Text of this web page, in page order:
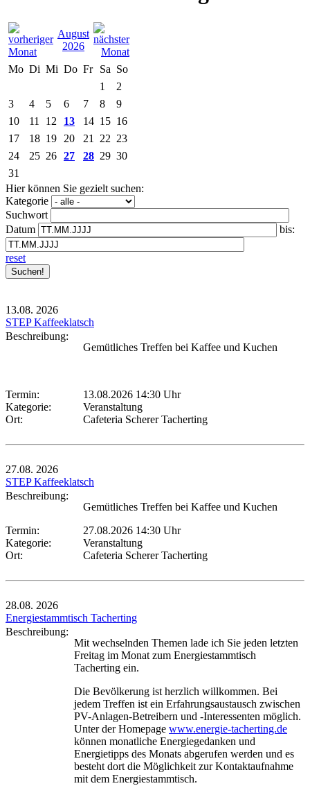
August
2026
Mo Di Mi Do Fr Sa So
1
2
3
4 5 6 7 8
9
10
11 12 13 14 15 16
17
18 19 20 21 22 23
24
25 26 27 28 29 30
31
Hier können Sie gezielt suchen:
Kategorie
Suchwort
Datum
bis:
reset
13.08. 2026
STEP Kaffeeklatsch
Beschreibung:
Gemütliches Treffen bei Kaffee und Kuchen
Termin:
13.08.2026 14:30 Uhr
Kategorie:
Veranstaltung
Ort:
Cafeteria Scherer Tacherting
27.08. 2026
STEP Kaffeeklatsch
Beschreibung:
Gemütliches Treffen bei Kaffee und Kuchen
Termin:
27.08.2026 14:30 Uhr
Kategorie:
Veranstaltung
Ort:
Cafeteria Scherer Tacherting
28.08. 2026
Energiestammtisch Tacherting
Beschreibung:
Mit wechselnden Themen lade ich Sie jeden letzten
Freitag im Monat zum Energiestammtisch
Tacherting ein.
Die Bevölkerung ist herzlich willkommen. Bei
jedem Treffen ist ein Erfahrungsaustausch zwischen
PV-Anlagen-Betreibern und -Interessenten möglich.
Unter der Homepage www.energie-tacherting.de
können monatliche Energiegedanken und
Energietipps des Monats abgerufen werden und es
besteht dort die Möglichkeit zur Kontaktaufnahme
mit dem Energiestammtisch.